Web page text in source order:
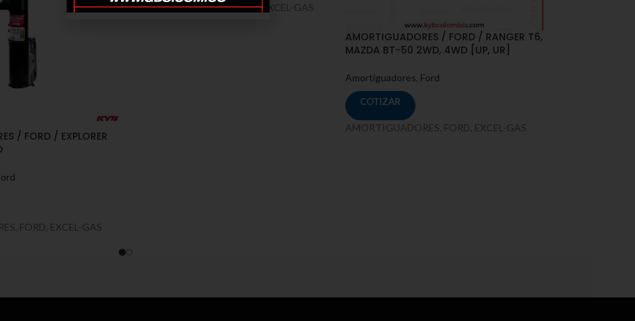
/ FORD / EXPLORER
FORD, EXCEL-GAS
AMORTIGUADORES, FORD, EXCEL-GAS
AMORTIGUADORES / FORD / RANGER T6,
MAZDA BT-50 2WD, 4WD [UP, UR]
Amortiguadores, Ford
COTIZAR
AMORTIGUADORES, FORD, EXCEL-GAS